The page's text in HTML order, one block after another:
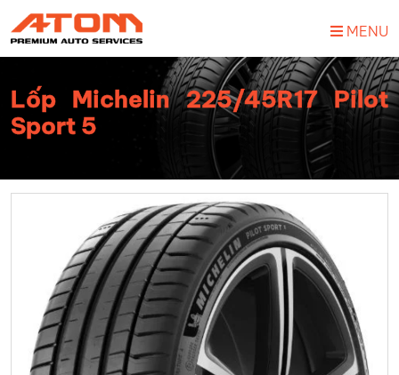
MENU
Lốp Michelin 225/45R17 Pilot
Sport 5